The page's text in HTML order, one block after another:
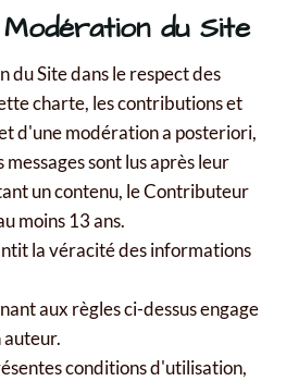
du Site
Site dans le respect des
charte, les contributions et
d'une modération a posteriori,
sont lus après leur
un contenu, le Contributeur
moins 13 ans.
la véracité des informations
aux règles ci-dessus engage
auteur.
conditions d'utilisation,